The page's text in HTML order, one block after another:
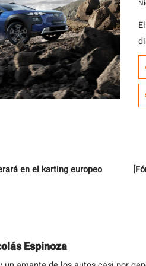
en el karting europeo
Espinoza